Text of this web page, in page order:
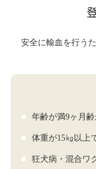
安全に輸血を行う
年齢が満9ヶ月
体重が15㎏以上
狂犬病・混合ワ